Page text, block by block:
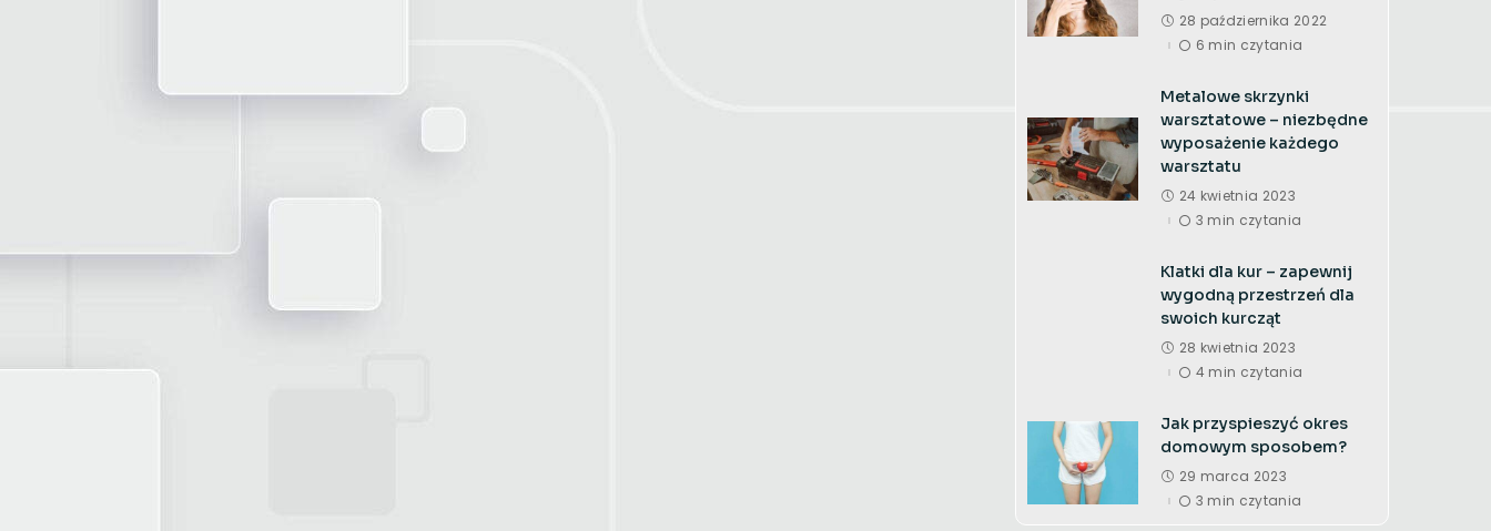
28 października 2022
6 min czytania
Metalowe skrzynki
warsztatowe – niezbędne
wyposażenie każdego
warsztatu
24 kwietnia 2023
3 min czytania
Klatki dla kur – zapewnij
wygodną przestrzeń dla
swoich kurcząt
28 kwietnia 2023
4 min czytania
Jak przyspieszyć okres
domowym sposobem?
29 marca 2023
3 min czytania